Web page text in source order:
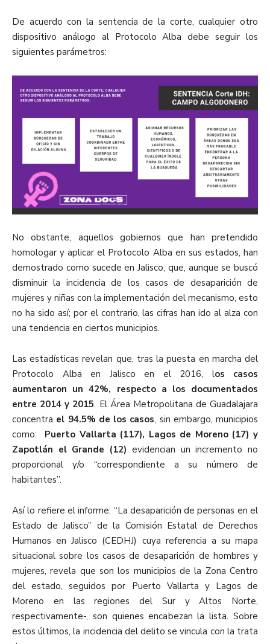
De acuerdo con la sentencia de la corte, cualquier otro
dispositivo análogo al Protocolo Alba debe seguir los
siguientes parámetros:
No obstante, aquellos gobiernos que han pretendido
homologar y aplicar el Protocolo Alba en sus estados, han
demostrado como sucede en Jalisco, que, aunque se buscó
disminuir la incidencia de los casos de desaparición de
mujeres y niñas con la implementación del mecanismo, esto
no ha sido así; por el contrario, las cifras han ido al alza con
una tendencia en ciertos municipios.
Las estadísticas revelan que, tras la puesta en marcha del
Protocolo Alba en Jalisco en el 2016, los casos
aumentaron un 42%, respecto a los documentados
entre 2014 y 2015. El Área Metropolitana de Guadalajara
concentra el 94.5% de los casos, sin embargo, municipios
como: Puerto Vallarta (117), Lagos de Moreno (17) y
Zapotlán el Grande (12) evidencian un incremento no
proporcional y/o “correspondiente a su número de
habitantes”.
Así lo refiere el informe: “La desaparición de personas en el
Estado de Jalisco” de la Comisión Estatal de Derechos
Humanos en Jalisco (CEDHJ) cuya referencia a su mapa
situacional sobre los casos de desaparición de hombres y
mujeres, revela que son los municipios de la Zona Centro
del estado, seguidos por Puerto Vallarta y Lagos de
Moreno en las regiones del Sur y Altos Norte,
respectivamente-, son quienes encabezan la lista. Sobre
estos últimos, la incidencia del delito se vincula con la trata